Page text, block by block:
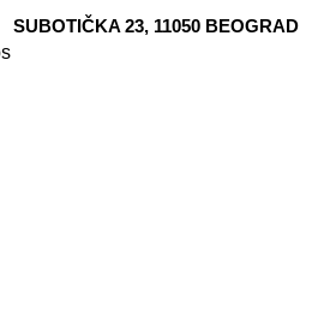
SUBOTIČKA 23, 11050 BEOGRAD